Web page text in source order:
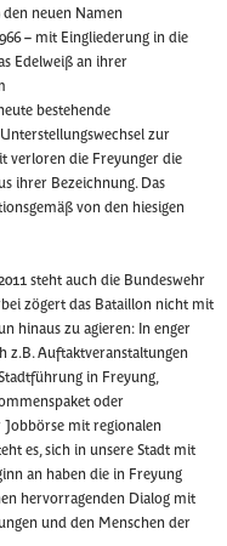
den neuen Namen
– mit Eingliederung in die
Edelweiß an ihrer
bestehende
zur
verloren die Freyunger die
ihrer Bezeichnung. Das
von den hiesigen
steht auch die Bundeswehr
zögert das Bataillon nicht mit
hinaus zu agieren: In enger
z.B. Auftaktveranstaltungen
in Freyung,
oder
mit regionalen
es, sich in unsere Stadt mit
an haben die in Freyung
hervorragenden Dialog mit
und den Menschen der